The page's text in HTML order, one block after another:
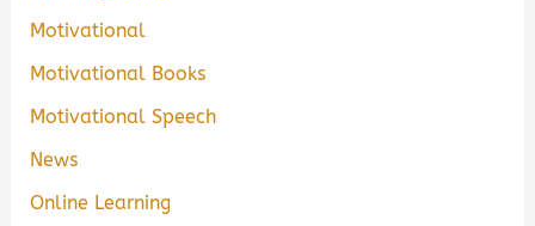
Motivational
Motivational Books
Motivational Speech
News
Online Learning